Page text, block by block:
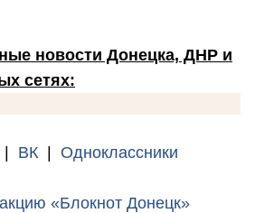
новости Донецка, ДНР и
сетях:
| ВК | Одноклассники
«Блокнот Донецк»